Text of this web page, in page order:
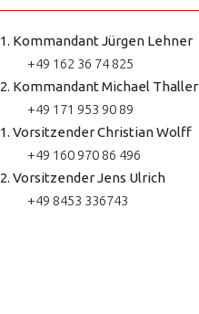
1. Kommandant Jürgen Lehner
+49 162 36 74 825
2. Kommandant Michael Thaller
+49 171 953 90 89
1. Vorsitzender Christian Wolff
+49 160 970 86 496
2. Vorsitzender Jens Ulrich
+49 8453 336743